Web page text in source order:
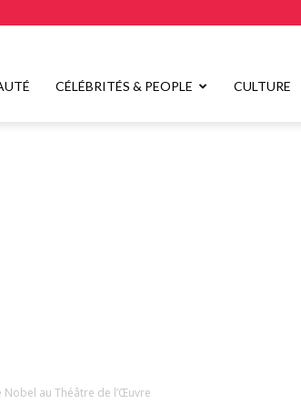
CÉLÉBRITÉS & PEOPLE CULTURE
Nobel au Théâtre de l’Œuvre